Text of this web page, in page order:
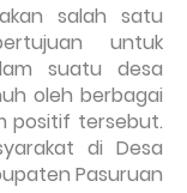
salah satu
untuk
suatu desa
oleh berbagai
positif tersebut.
di Desa
Pasuruan